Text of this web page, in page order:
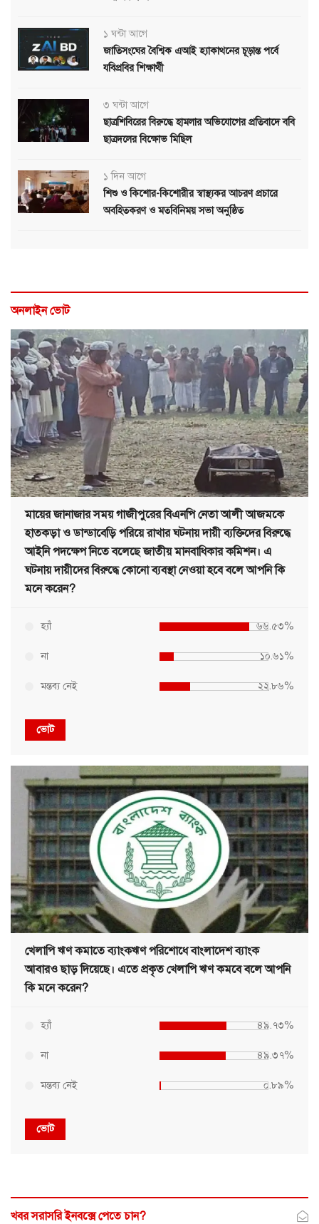
১ ঘন্টা আগে
জাতিসংঘের বৈশ্বিক এআই হ্যাকাথনের চূড়ান্ত পর্বে
যবিপ্রবির শিক্ষার্থী
৩ ঘন্টা আগে
ছাত্রশিবিরের বিরুদ্ধে হামলার অভিযোগের প্রতিবাদে ববি
ছাত্রদলের বিক্ষোভ মিছিল
১ দিন আগে
শিশু ও কিশোর-কিশোরীর স্বাস্থ্যকর আচরণ প্রচারে
অবহিতকরণ ও মতবিনিময় সভা অনুষ্ঠিত
অনলাইন ভোট
মায়ের জানাজার সময় গাজীপুরের বিএনপি নেতা আলী আজমকে
হাতকড়া ও ডান্ডাবেড়ি পরিয়ে রাখার ঘটনায় দায়ী ব্যক্তিদের বিরুদ্ধে
আইনি পদক্ষেপ নিতে বলেছে জাতীয় মানবাধিকার কমিশন। এ
ঘটনায় দায়ীদের বিরুদ্ধে কোনো ব্যবস্থা নেওয়া হবে বলে আপনি কি
মনে করেন?
হ্যাঁ ৬৬.৫৩%
না ১০.৬১%
মন্তব্য নেই ২২.৮৬%
ভোট
খেলাপি ঋণ কমাতে ব্যাংকঋণ পরিশোধে বাংলাদেশ ব্যাংক
আবারও ছাড় দিয়েছে। এতে প্রকৃত খেলাপি ঋণ কমবে বলে আপনি
কি মনে করেন?
হ্যাঁ ৪৯.৭৩%
না ৪৯.৩৭%
মন্তব্য নেই ০.৮৯%
ভোট
খবর সরাসরি ইনবক্সে পেতে চান?